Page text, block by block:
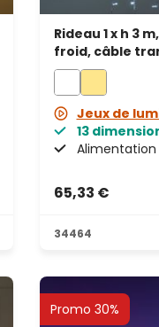
Rideau 1 x h 3
froid, câble
prolongeable
Jeux de
13
Alimentation
65,33 €
34464
Promo 30%